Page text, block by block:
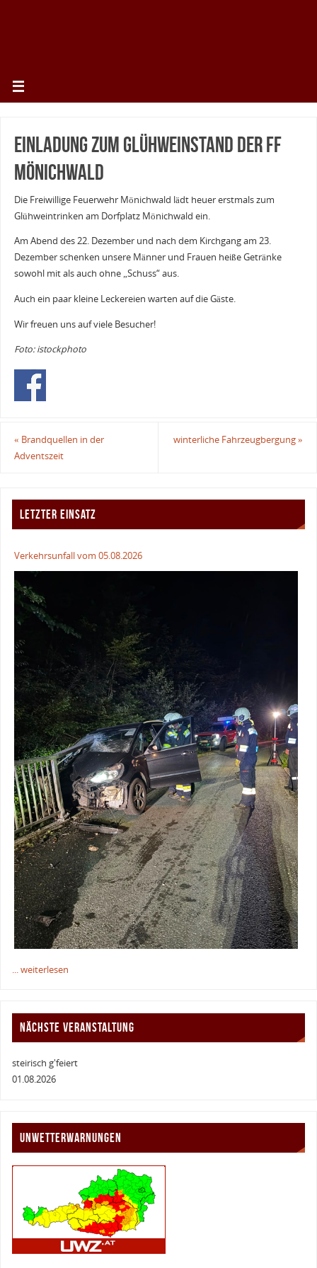
Einladung zum Glühweinstand der FF
Mönichwald
Die Freiwillige Feuerwehr Mönichwald lädt heuer erstmals zum
Glühweintrinken am Dorfplatz Mönichwald ein.
Am Abend des 22. Dezember und nach dem Kirchgang am 23.
Dezember schenken unsere Männer und Frauen heiße Getränke
sowohl mit als auch ohne „Schuss“ aus.
Auch ein paar kleine Leckereien warten auf die Gäste.
Wir freuen uns auf viele Besucher!
Foto: istockphoto
« Brandquellen in der
Adventszeit
winterliche Fahrzeugbergung»
LETZTER EINSATZ
Verkehrsunfall vom 05.08.2026
... weiterlesen
NÄCHSTE VERANSTALTUNG
steirisch g'feiert
01.08.2026
UNWETTERWARNUNGEN